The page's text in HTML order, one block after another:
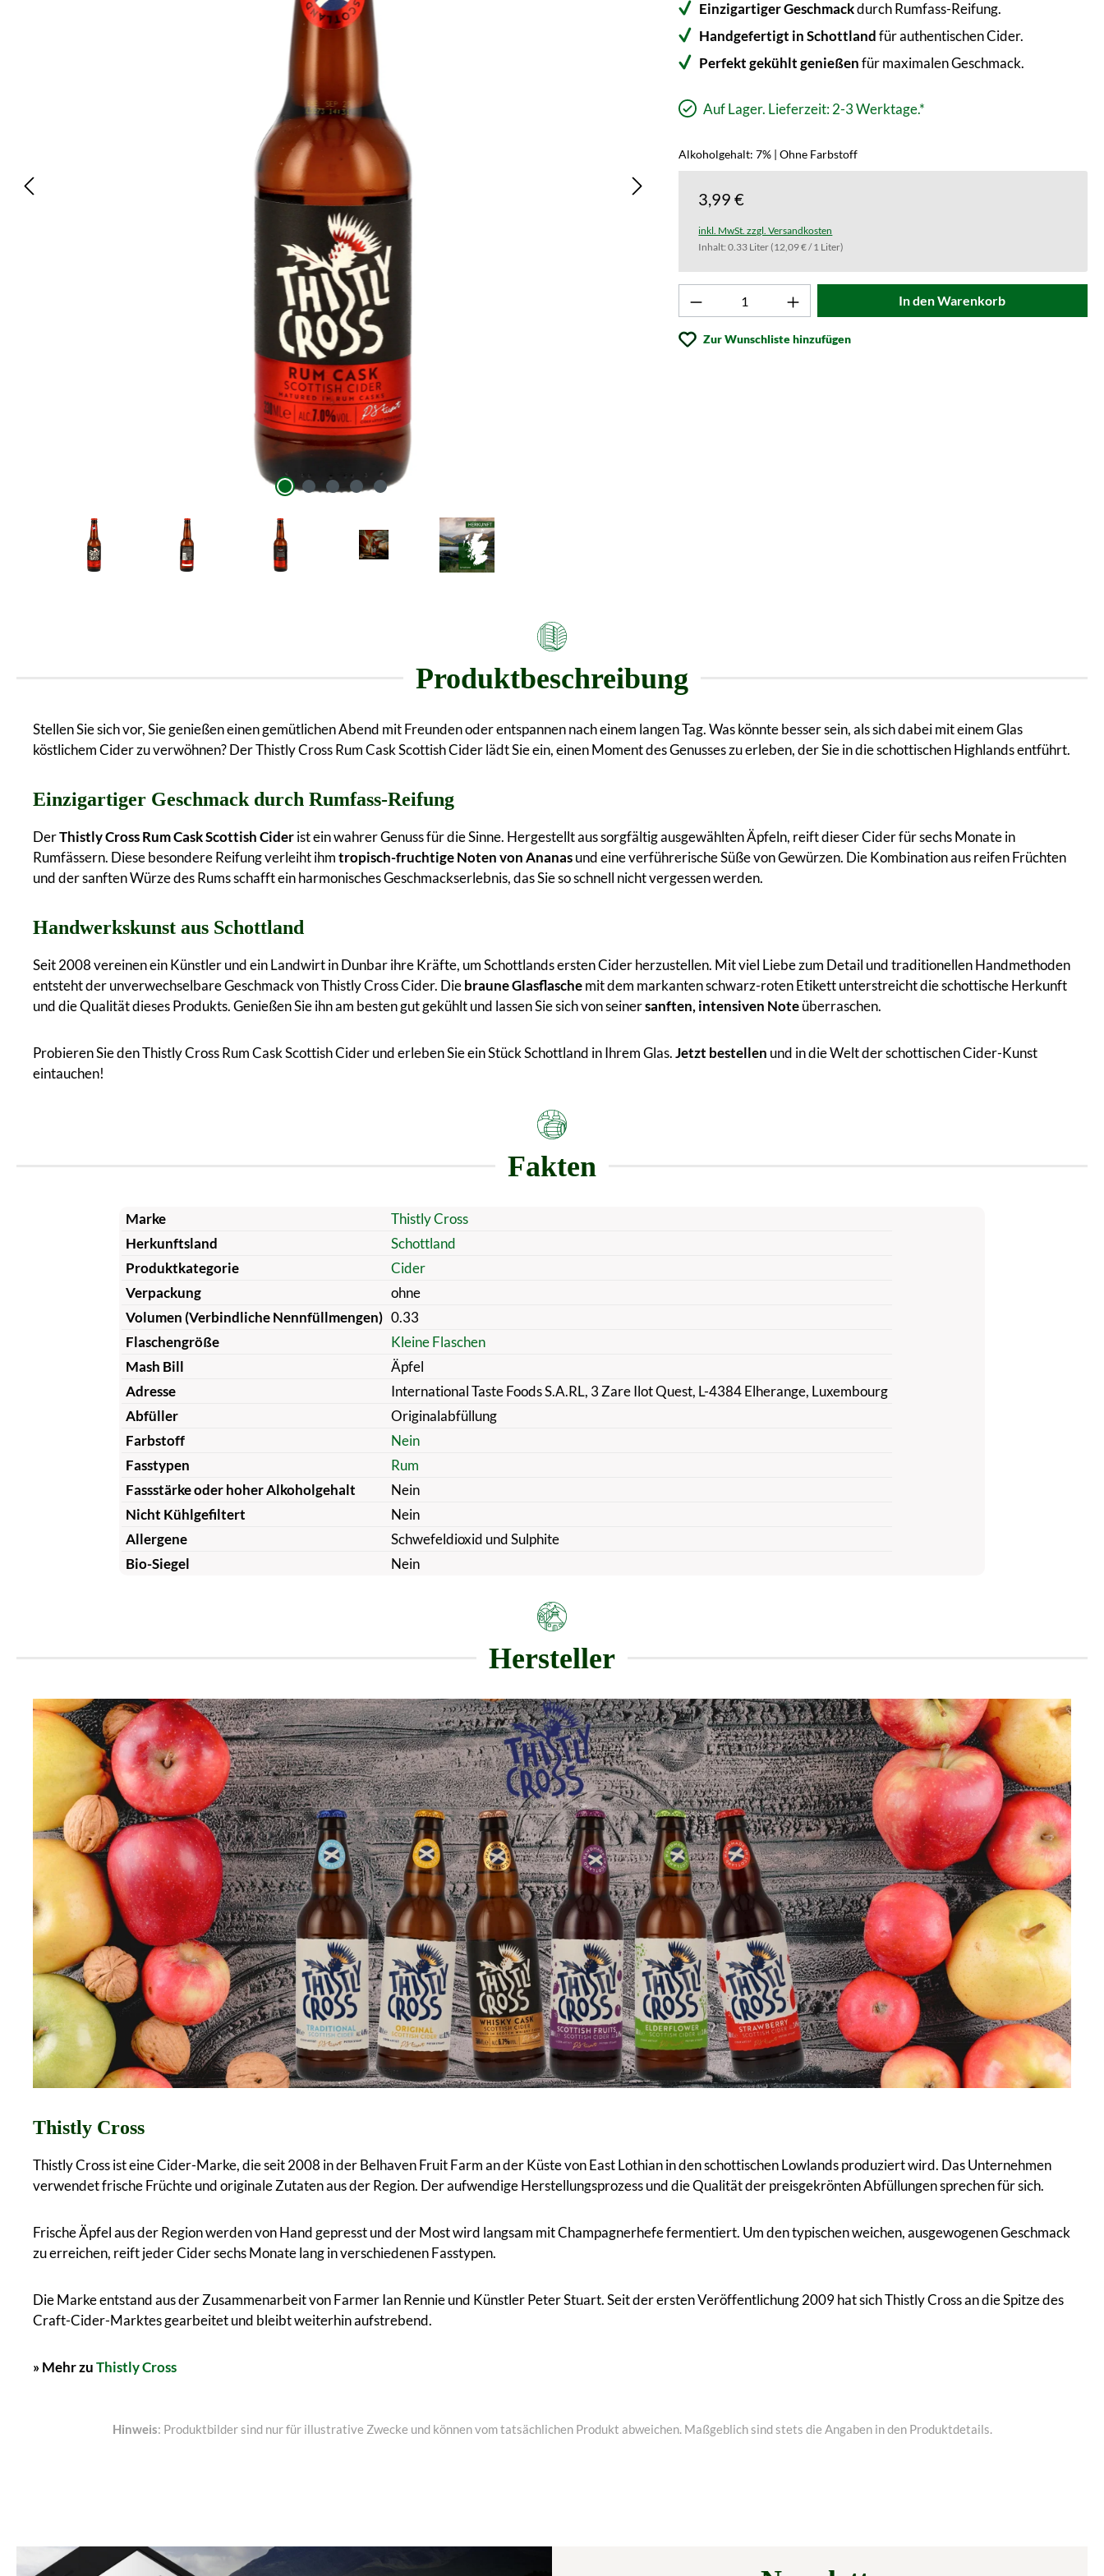
Einzigartiger Geschmackdurch Rumfass-Reifung.
Handgefertigt in Schottlandfür authentischen Cider.
Perfekt gekühlt genießenfür maximalen Geschmack.
Auf Lager. Lieferzeit: 2-3 Werktage.*
Alkoholgehalt: 7% | Ohne Farbstoff
3,99 €
inkl. MwSt. zzgl. Versandkosten
Inhalt:0.33 Liter(12,09 € / 1 Liter)
Produkt Anzahl: Gib den gewünschten Wert ein
In den Warenkorb
Zur Wunschliste hinzufügen
Produktbeschreibung
Stellen Sie sich vor, Sie genießen einen gemütlichen Abend mit Freunden oder entspannen nach einem langen Tag. Was könnte besser sein, als sich dabei mit einem Glas
köstlichem Cider zu verwöhnen? Der Thistly Cross Rum Cask Scottish Cider lädt Sie ein, einen Moment des Genusses zu erleben, der Sie in die schottischen Highlands entführt.
Einzigartiger Geschmack durch Rumfass-Reifung
DerThistly Cross Rum Cask Scottish Ciderist ein wahrer Genuss für die Sinne. Hergestellt aus sorgfältig ausgewählten Äpfeln, reift dieser Cider für sechs Monate in
Rumfässern. Diese besondere Reifung verleiht ihmtropisch-fruchtige Noten von Ananasund eine verführerische Süße von Gewürzen. Die Kombination aus reifen Früchten
und der sanften Würze des Rums schafft ein harmonisches Geschmackserlebnis, das Sie so schnell nicht vergessen werden.
Handwerkskunst aus Schottland
Seit 2008 vereinen ein Künstler und ein Landwirt in Dunbar ihre Kräfte, um Schottlands ersten Cider herzustellen. Mit viel Liebe zum Detail und traditionellen Handmethoden
entsteht der unverwechselbare Geschmack von Thistly Cross Cider. Diebraune Glasflaschemit dem markanten schwarz-roten Etikett unterstreicht die schottische Herkunft
und die Qualität dieses Produkts. Genießen Sie ihn am besten gut gekühlt und lassen Sie sich von seinersanften, intensiven Noteüberraschen.
Probieren Sie den Thistly Cross Rum Cask Scottish Cider und erleben Sie ein Stück Schottland in Ihrem Glas.Jetzt bestellen und in die Welt der schottischen Cider-Kunst
eintauchen!
Fakten
Marke
Thistly Cross
Herkunftsland
Schottland
Produktkategorie
Cider
Verpackung
ohne
Volumen (Verbindliche Nennfüllmengen) 0.33
Flaschengröße
Kleine Flaschen
Mash Bill
Äpfel
Adresse
International Taste Foods S.A.RL, 3 Zare Ilot Quest, L-4384 Elherange, Luxembourg
Abfüller
Originalabfüllung
Farbstoff
Nein
Fasstypen
Rum
Fassstärke oder hoher Alkoholgehalt
Nein
Nicht Kühlgefiltert
Nein
Allergene
Schwefeldioxid und Sulphite
Bio-Siegel
Nein
Hersteller
Thistly Cross
Thistly Cross ist eine Cider-Marke, die seit 2008 in der Belhaven Fruit Farm an der Küste von East Lothian in den schottischen Lowlands produziert wird. Das Unternehmen
verwendet frische Früchte und originale Zutaten aus der Region. Der aufwendige Herstellungsprozess und die Qualität der preisgekrönten Abfüllungen sprechen für sich.
Frische Äpfel aus der Region werden von Hand gepresst und der Most wird langsam mit Champagnerhefe fermentiert. Um den typischen weichen, ausgewogenen Geschmack
zu erreichen, reift jeder Cider sechs Monate lang in verschiedenen Fasstypen.
Die Marke entstand aus der Zusammenarbeit von Farmer Ian Rennie und Künstler Peter Stuart. Seit der ersten Veröffentlichung 2009 hat sich Thistly Cross an die Spitze des
Craft-Cider-Marktes gearbeitet und bleibt weiterhin aufstrebend.
» Mehr zuThistly Cross
Hinweis: Produktbilder sind nur für illustrative Zwecke und können vom tatsächlichen Produkt abweichen. Maßgeblich sind stets die Angaben in den Produktdetails.